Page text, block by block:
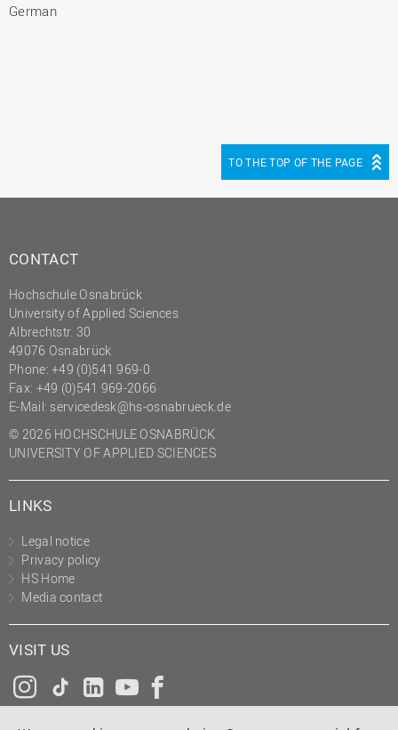
German
TO THE TOP OF THE PAGE
CONTACT
Hochschule Osnabrück
University of Applied Sciences
Albrechtstr. 30
49076 Osnabrück
Phone: +49 (0)541 969-0
Fax: +49 (0)541 969-2066
E-Mail: servicedesk@hs-osnabrueck.de
© 2026 HOCHSCHULE OSNABRÜCK
UNIVERSITY OF APPLIED SCIENCES
LINKS
Legal notice
Privacy policy
HS Home
Media contact
VISIT US
Instagram
Tiktok
LinkedInYouTube